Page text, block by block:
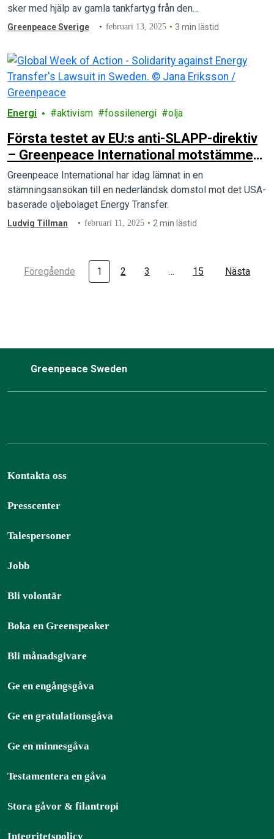
sker med hjälp av gamla tankfartyg från den…
Greenpeace Sverige februari 13, 2025 3 min lästid
Energi aktivism fossilenergi olja
Första testet av EU:s anti-SLAPP-direktiv
– Greenpeace International motstämmer
amerikanskt oljebolag
Greenpeace International har idag lämnat in en
stämningsansökan till en nederländsk domstol mot det USA-
baserade oljebolaget Energy Transfer.
Ludvig Tillman februari 11, 2025 2 min lästid
Föregående 1 2 3 … 15 Nästa
Greenpeace Sweden
Kontakta oss
Presscenter
Talespersoner
Jobb
Bli volontär
Boka en Greenspeaker
Bli månadsgivare
Ge en engångsgåva
Ge en gratulationsgåva
Ge en minnesgåva
Testamentera en gåva
Stora gåvor & filantropi
Integritetspolicy